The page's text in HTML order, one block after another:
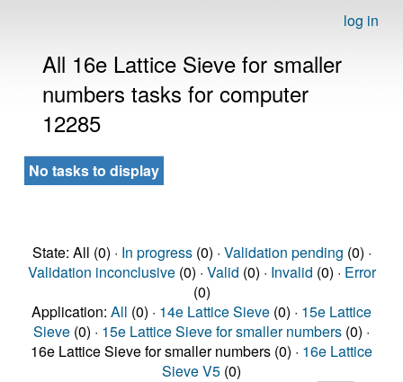
log in
All 16e Lattice Sieve for smaller
numbers tasks for computer
12285
No tasks to display
State: All (0) · In progress(0) · Validation pending (0) ·
Validation inconclusive(0) · Valid (0) · Invalid (0) · Error
(0)
Application: All (0) · 14e Lattice Sieve (0) · 15e Lattice
Sieve (0) · 15e Lattice Sieve for smaller numbers (0) ·
16e Lattice Sieve for smaller numbers (0) · 16e Lattice
Sieve V5 (0)